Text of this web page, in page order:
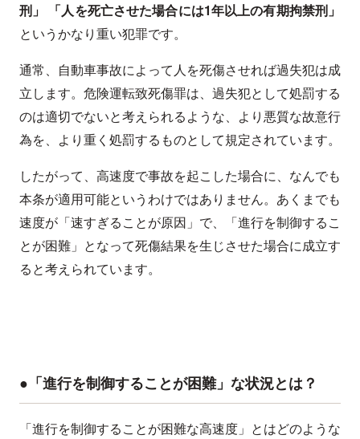
刑」
「人を死亡させた場合には1年以上の有期拘禁刑」
というかなり重い犯罪です。
通常、自動車事故によって人を死傷させれば過失犯は成
立します。危険運転致死傷罪は、過失犯として処罰する
のは適切でないと考えられるような、より悪質な故意行
為を、より重く処罰するものとして規定されています。
したがって、高速度で事故を起こした場合に、なんでも
本条が適用可能というわけではありません。あくまでも
速度が「速すぎることが原因」で、「進行を制御するこ
とが困難」となって死傷結果を生じさせた場合に成立す
ると考えられています。
●「進行を制御することが困難」な状況とは？
「進行を制御することが困難な高速度」とはどのような